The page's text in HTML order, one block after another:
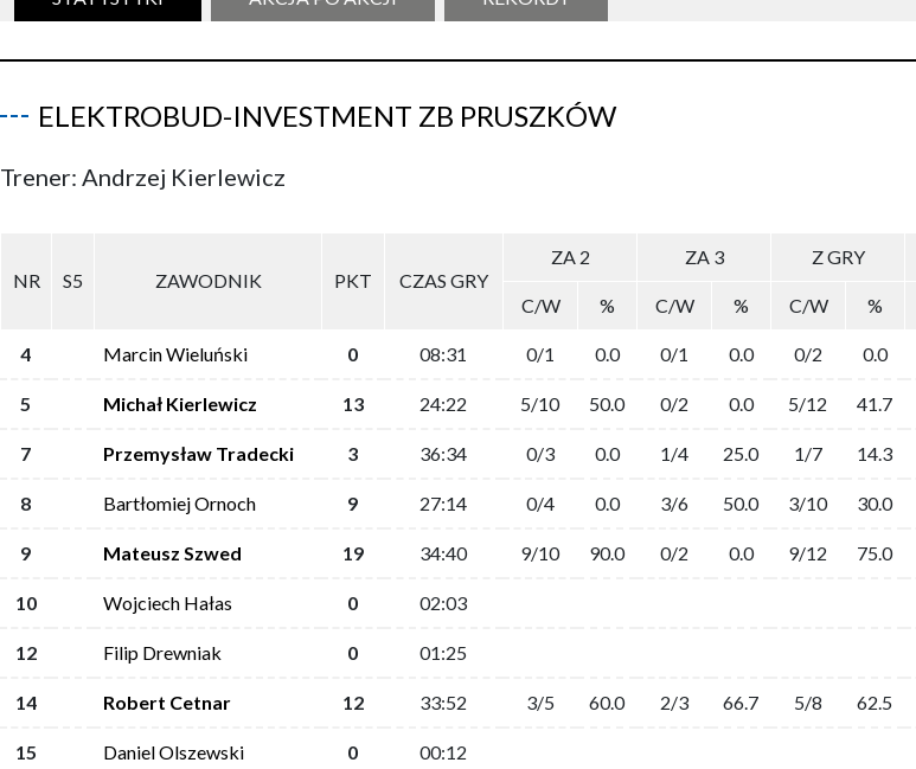
ELEKTROBUD-INVESTMENT ZB PRUSZKÓW
Trener: Andrzej Kierlewicz
NR S5 ZAWODNIK PKT CZAS GRY
ZA 2 ZA 3 Z GRY
C/W
% C/W % C/W %
4 Marcin Wieluński 0 08:31 0/1 0.0 0/1 0.0 0/2 0.0
5 Michał Kierlewicz 13 24:22 5/10 50.0 0/2 0.0 5/12 41.7
7 Przemysław Tradecki 3 36:34 0/3 0.0 1/4 25.0 1/7 14.3
8 Bartłomiej Ornoch 9 27:14 0/4 0.0 3/6 50.0 3/10 30.0
9 Mateusz Szwed 19 34:40 9/10 90.0 0/2 0.0 9/12 75.0
10 Wojciech Hałas 0 02:03
12 Filip Drewniak 0 01:25
14 Robert Cetnar 12 33:52 3/5 60.0 2/3 66.7 5/8 62.5
15 Daniel Olszewski 0 00:12